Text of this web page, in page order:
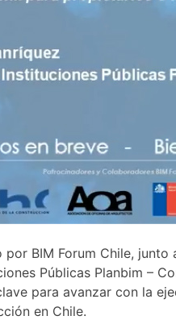
por BIM Forum Chile,
Públicas Planbim –
para avanzar con la
en Chile.